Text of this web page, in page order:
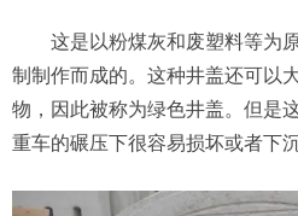
这是以粉煤灰和废塑料等为
制制作而成的。这种井盖还可以
物，因此被称为绿色井盖。但是
重车的碾压下很容易损坏或者下